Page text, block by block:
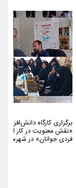
برگزاری کارگاه
«نقش معنویت در کار
فردی جوانان» در شهرستان